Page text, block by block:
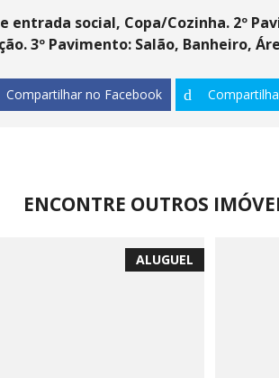
entrada social, Copa/Cozinha. 2º
ção. 3º Pavimento: Salão, Banheiro, Á
Compartilhar no Facebook
ENCONTRE OUTROS
ALUGUEL